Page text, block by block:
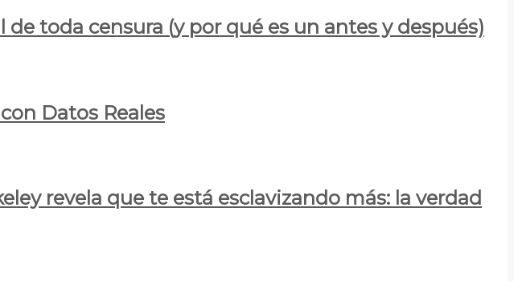
toda censura (y por qué es un antes y después)
Datos Reales
revela que te está esclavizando más: la verdad